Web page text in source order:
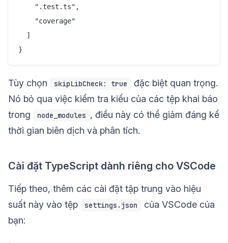
    ".test.ts",
    "coverage"
  ]
Tùy chọn skipLibCheck: true
đặc biệt quan trọng.
Nó bỏ qua việc kiểm tra kiểu của các tệp khai báo
trong
node_modules , điều này có thể giảm đáng kể
thời gian biên dịch và phân tích.
Cài đặt TypeScript dành riêng cho VSCode
Tiếp theo, thêm các cài đặt tập trung vào hiệu
suất này vào tệp
settings.json
của VSCode của
bạn: